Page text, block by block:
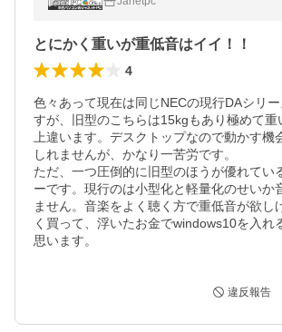
EC VW770/HS【2272】
とにかく重いが重低音はイイ！！
4
色々あって現在は同じNECの現行DAシリ
すが、旧型のこちらは15kgもあり極めて重
上違います。デスクトップなので動かす機
しれませんが、かなり一苦労です。
ただ、一つ圧倒的に旧型のほうが優れてい
ーです。現行のは小型化と軽量化のせいか
ません。音楽をよく聴く方で重低音が欲し
く買って、浮いたお金でwindows10を入れ
思います。
違反報告